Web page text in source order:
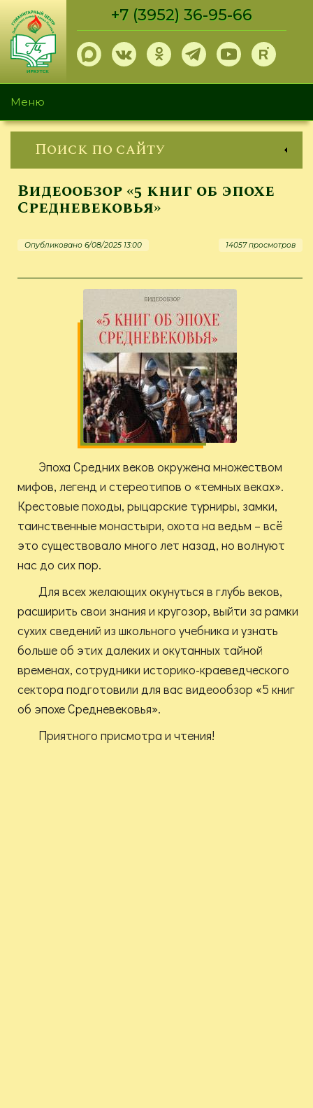
Перейти
основному
содержанию
+7 (3952) 36-95-66
Меню
Поиск по сайту
Видеообзор «5 книг об эпохе
Средневековья»
Опубликовано 6/08/2025 13:00 14057 просмотров
Эпоха Средних веков окружена множеством
мифов, легенд и стереотипов о «темных веках».
Крестовые походы, рыцарские турниры, замки,
таинственные монастыри, охота на ведьм – всё
это существовало много лет назад, но волнуют
нас до сих пор.
Для всех желающих окунуться в глубь веков,
расширить свои знания и кругозор, выйти за рамки
сухих сведений из школьного учебника и узнать
больше об этих далеких и окутанных тайной
временах, сотрудники историко-краеведческого
сектора подготовили для вас видеообзор «5 книг
об эпохе Средневековья».
Приятного присмотра и чтения!